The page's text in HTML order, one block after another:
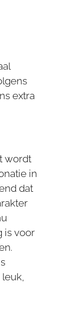
extra
wordt
in
dat
is voor